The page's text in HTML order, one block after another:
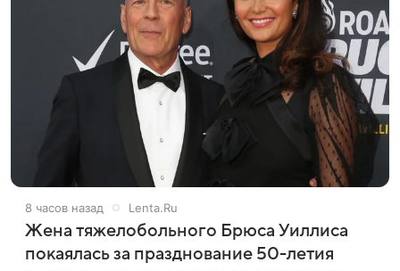
8 часов назад Lenta.Ru
Жена тяжелобольного Брюса Уиллиса
покаялась за празднование 50-летия